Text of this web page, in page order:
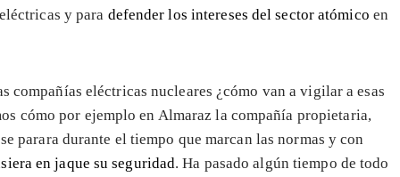
y para defender los intereses del sector atómico en
compañías eléctricas nucleares ¿cómo van a vigilar a esas
cómo por ejemplo en Almaraz la compañía propietaria,
parara durante el tiempo que marcan las normas y con
en jaque su seguridad. Ha pasado algún tiempo de todo